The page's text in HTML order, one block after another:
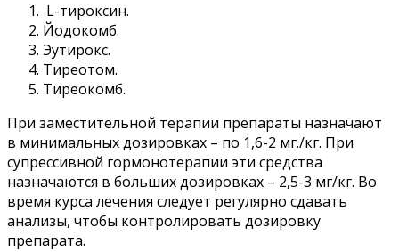
L-тироксин.
Йодокомб.
Эутирокс.
Тиреотом.
Тиреокомб.
При заместительной терапии препараты назначают
в минимальных дозировках – по 1,6-2 мг./кг. При
супрессивной гормонотерапии эти средства
назначаются в больших дозировках – 2,5-3 мг/кг. Во
время курса лечения следует регулярно сдавать
анализы, чтобы контролировать дозировку
препарата.